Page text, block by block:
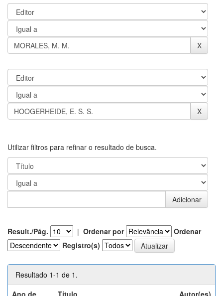
Utilizar filtros para refinar o resultado de busca.
Result./Pág. | Ordenar por
Ordenar
Registro(s)
Resultado 1-1 de 1.
Ano de
Título Autor(es)